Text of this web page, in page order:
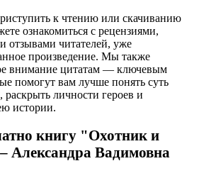
к чтению или скачиванию
ознакомиться с рецензиями,
отзывами читателей, уже
произведение. Мы также
внимание цитатам — ключевым
помогут вам лучше понять суть
раскрыть личности героев и
истории.
книгу "Охотник и
Александра Вадимовна